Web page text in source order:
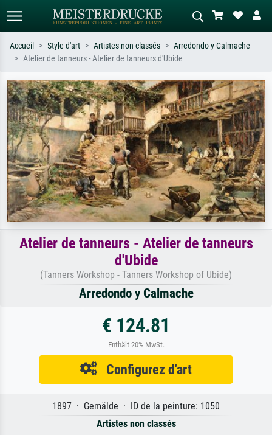
Recherchez par artiste, titre ou style –
ex. Monet, Nuit étoilée,
impressionnisme, vague de Hokusai,
nu.
Décrivez la scène – ex. prairie verte,
abstrait avec beaucoup de rouge,
tableau sombre, nu debout près d'un
arbre.
Accueil Style d'art Artistes non classés
Arredondo y Calmache
Atelier de tanneurs - Atelier de tanneurs d'Ubide
Atelier de tanneurs - Atelier de tanneurs
d'Ubide
(Tanners Workshop - Tanners Workshop of Ubide)
Arredondo y Calmache
€ 124.81
Enthält 20% MwSt.
Configurez d'art
1897 · Gemälde · ID de la peinture: 1050
Artistes non classés